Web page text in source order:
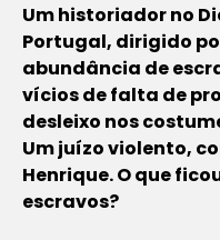
Um historiador no
Portugal, dirigido
abundância de
vícios de falta de
desleixo nos
Um juízo violento,
Henrique. O que
escravos?